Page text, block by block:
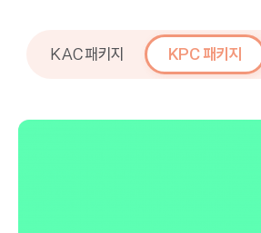
KAC 패키지 KPC 패키지